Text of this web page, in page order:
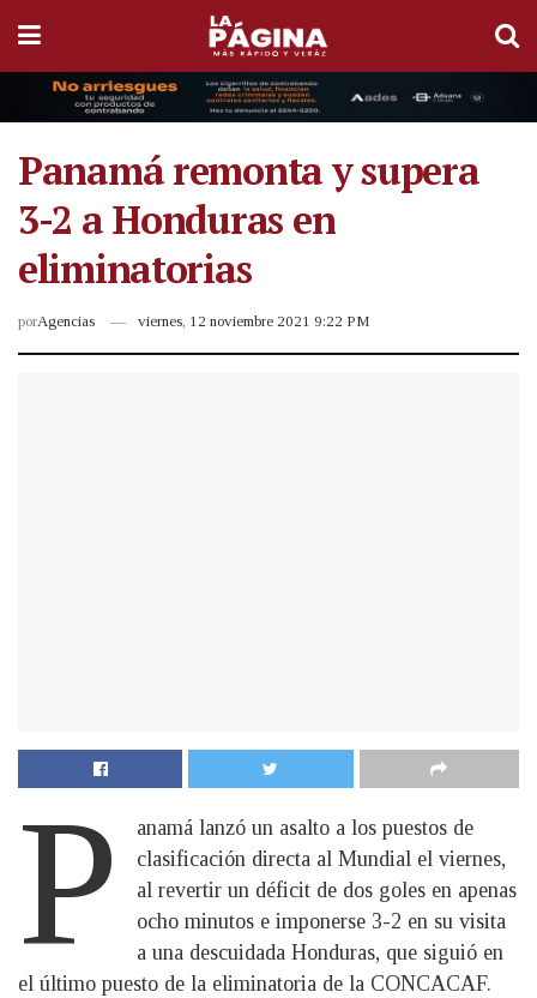
Panamá remonta y supera
3-2 a Honduras en
eliminatorias
porAgencias viernes, 12 noviembre 2021 9:22 PM
P
anamá lanzó un asalto a los puestos de
clasificación directa al Mundial el viernes,
al revertir un déficit de dos goles en apenas
ocho minutos e imponerse 3-2 en su visita
a una descuidada Honduras, que siguió en
el último puesto de la eliminatoria de la CONCACAF.